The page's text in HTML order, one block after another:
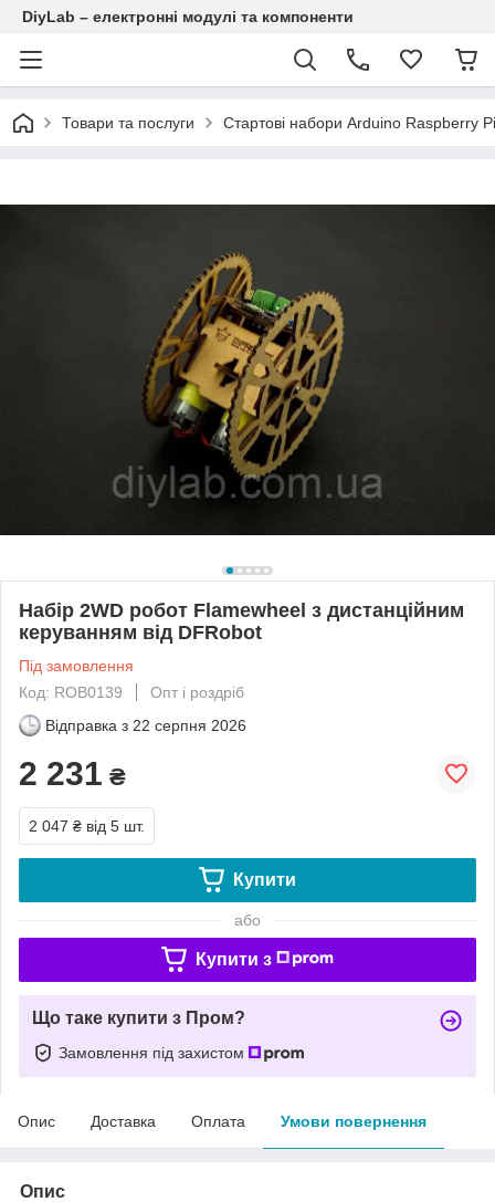
DiyLab – електронні модулі та компоненти
Товари та послуги Стартові набори Arduino Raspberry
Набір 2WD робот Flamewheel з дистанційним
керуванням від DFRobot
Під замовлення
Код: ROB0139
Опт і роздріб
Відправка з 22 серпня 2026
2 231 ₴
2 047 ₴ від 5 шт.
Купити
або
Купити з
Що таке купити з Пром?
Замовлення під захистом
Опис Доставка Оплата Умови повернення
Опис